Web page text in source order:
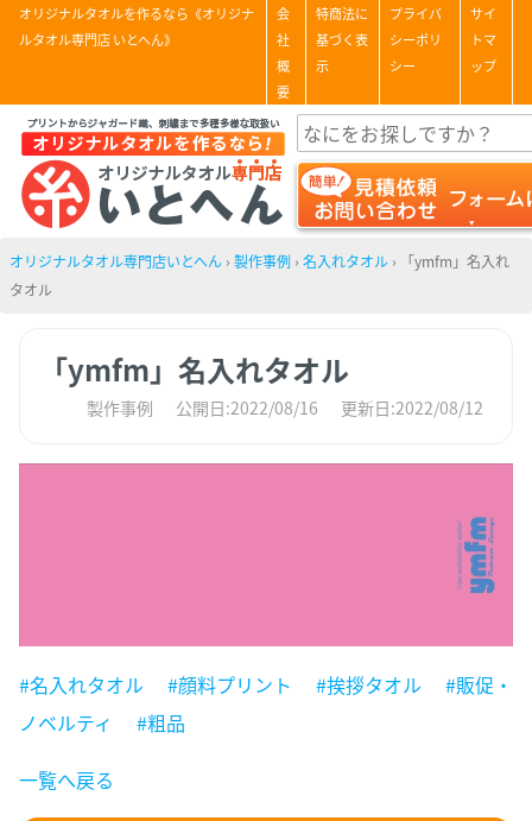
オリジナルタオルを作るなら《オリジナ
ルタオル専門店 いとへん》
会
社
概
要
特商法に
基づく表
示
プライバ
シーポリ
シー
サイ
トマ
ップ
オリジナルタオル専門店いとへん › 製作事例 › 名入れタオル › 「ymfm」名入れ
タオル
「ymfm」名入れタオル
製作事例 公開日:2022/08/16 更新日:2022/08/12
#名入れタオル #顔料プリント #挨拶タオル
#販促・
ノベルティ
#粗品
一覧へ戻る